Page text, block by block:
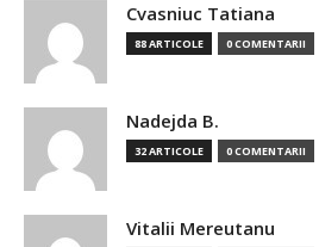
Cvasniuc Tatiana
88 ARTICOLE 0 COMENTARII
Nadejda B.
32 ARTICOLE 0 COMENTARII
Vitalii Mereutanu